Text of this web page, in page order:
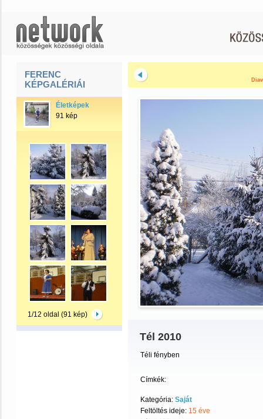
FERENC
KÉPGALÉRIÁI
Életképek
91 kép
1/12 oldal (91 kép)
Tél 2010
Téli fényben
Címkék:
Kategória: Saját
Feltöltés ideje: 15 éve